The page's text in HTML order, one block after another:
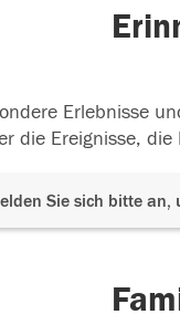
Erlebnisse
die Ereignisse,
Sie sich bitte an,